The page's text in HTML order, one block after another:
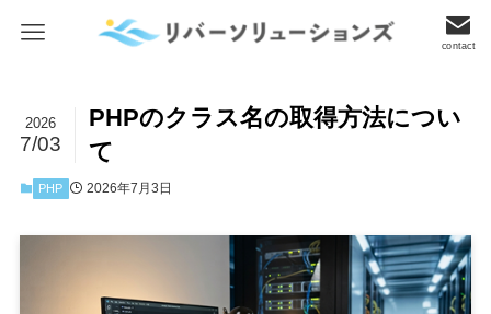
contact
PHPのクラス名の取得方法につい
て
2026
7/03
PHP 2026年7月3日